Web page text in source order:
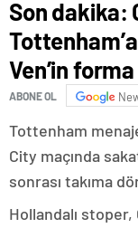
Son dakika:
Ven’in
ABONE OL
Tottenham
City maçında
sonrası takıma
Hollandalı